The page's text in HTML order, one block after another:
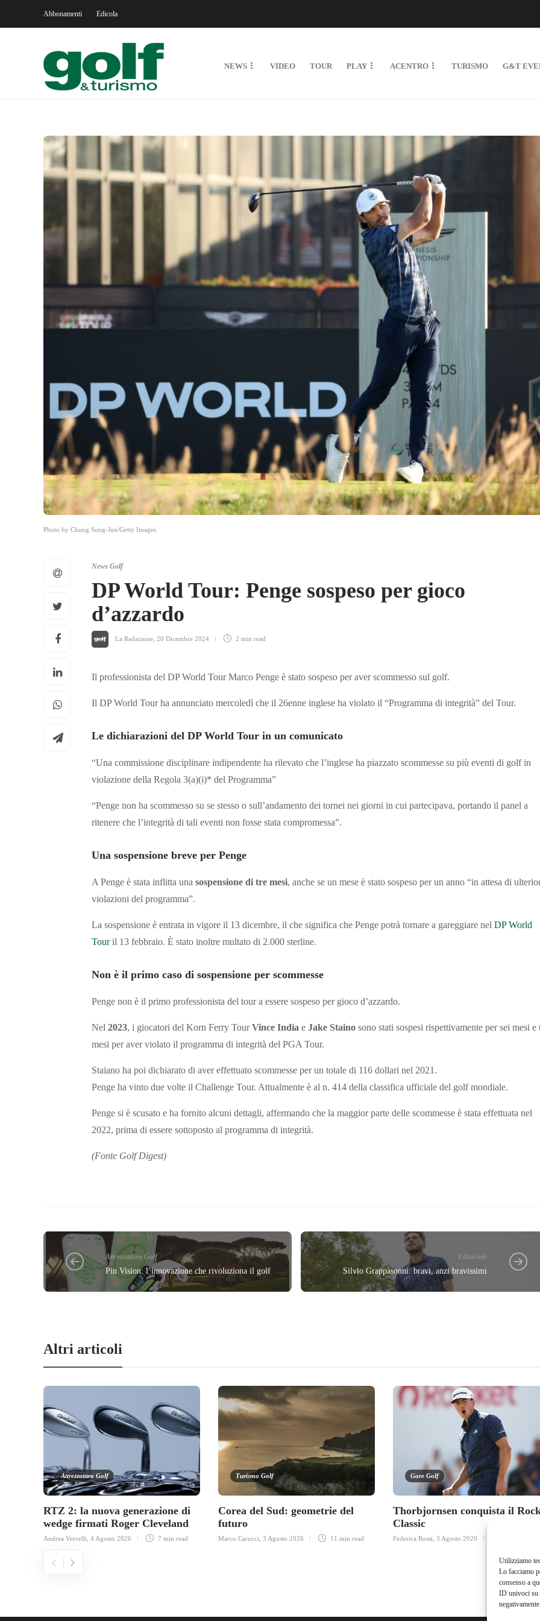
Utilizziamo
Lo facciamo
consenso a
ID univoci su
Abbonamenti Edicola
NEWS VIDEO TOUR PLAY ACENTRO TURISMO G&T
Photo by Chung Sung-Jun/Getty Images
News Golf
DP World Tour: Penge sospeso per gioco
d’azzardo
La Redazione 20 Dicembre 2024 2 min read
Il professionista del DP World Tour Marco Penge è stato sospeso per aver scommesso sul golf.
Il DP World Tour ha annunciato mercoledì che il 26enne inglese ha violato il “Programma di integrità” del Tour.
Le dichiarazioni del DP World Tour in un comunicato
“Una commissione disciplinare indipendente ha rilevato che l’inglese ha piazzato scommesse su più eventi di golf in
violazione della Regola 3(a)(i)* del Programma”
“Penge non ha scommesso su se stesso o sull’andamento dei tornei nei giorni in cui partecipava, portando il panel a
ritenere che l’integrità di tali eventi non fosse stata compromessa”.
Una sospensione breve per Penge
A Penge è stata inflitta una sospensione di tre mesi, anche se un mese è stato sospeso per un anno “in attesa di
violazioni del programma”.
La sospensione è entrata in vigore il 13 dicembre, il che significa che Penge potrà tornare a gareggiare nel DP World
Touril 13 febbraio. È stato inoltre multato di 2.000 sterline.
Non è il primo caso di sospensione per scommesse
Penge non è il primo professionista del tour a essere sospeso per gioco d’azzardo.
Nel 2023, i giocatori del Korn Ferry TourVince India e Jake Staino sono stati sospesi rispettivamente per sei mesi e
mesi per aver violato il programma di integrità del PGA Tour.
Staiano ha poi dichiarato di aver effettuato scommesse per un totale di 116 dollari nel 2021.
Penge ha vinto due volte il Challenge Tour. Attualmente è al n. 414 della classifica ufficiale del golf mondiale.
Penge si è scusato e ha fornito alcuni dettagli, affermando che la maggior parte delle scommesse è stata effettuata nel
2022, prima di essere sottoposto al programma di integrità.
(Fonte Golf Digest)
Attrezzatura Golf
Pin Vision: l’innovazione che rivoluziona il golf
Editoriale
Silvio Grappasonni: bravi, anzi bravissimi
Altri articoli
Attrezzatura Golf
RTZ 2: la nuova generazione di
wedge firmati Roger Cleveland
Andrea Vercelli 4 Agosto 2026 7 min read
Turismo Golf
Corea del Sud: geometrie del
futuro
Marco Carucci 3 Agosto 2026 11 min read
Gare Golf
Thorbjornsen conquista il
Classic
Federica Rossi 3 Agosto 2026